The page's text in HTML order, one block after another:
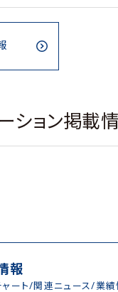
ション掲載
報
ート/関連ニュース/業績